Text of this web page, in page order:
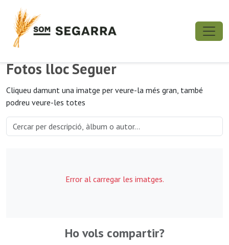
Fotos lloc Seguer
Cliqueu damunt una imatge per veure-la més gran, també
podreu veure-les totes
Error al carregar les imatges.
Ho vols compartir?